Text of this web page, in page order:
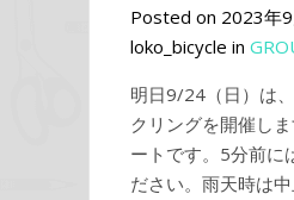
Posted on 2023年
loko_bicycle in
明日9/24（日）は
クリングを開催し
ートです。5分前に
ださい。雨天時は